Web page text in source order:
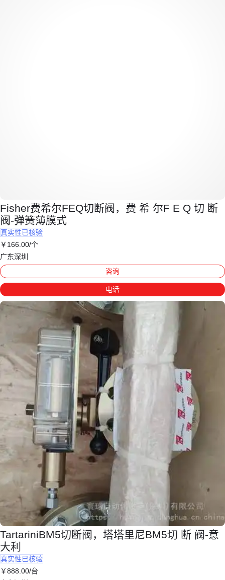
Fisher费希尔FEQ切断阀，费 希 尔F E Q 切 断
阀-弹簧薄膜式
真实性已核验
￥ 166 .00/个
广东深圳
咨询
电话
TartariniBM5切断阀，塔塔里尼BM5切 断 阀-意
大利
真实性已核验
￥888 .00/台